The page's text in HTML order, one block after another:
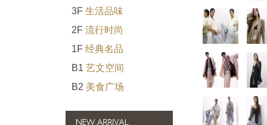
3F 生活品味
2F 流行时尚
1F 经典名品
B1 艺文空间
B2 美食广场